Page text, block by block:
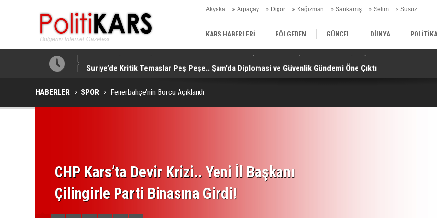
Akyaka Arpaçay Digor Kağızman Sarıkamış Selim Susuz
KARS HABERLERİ BÖLGEDEN GÜNCEL DÜNYA POLİTİKA
EKONOMİ | FİNANS | OTOMOTİV KÜLTÜR | SANAT | MAGAZİN
Suriye’de Kritik Temaslar Peş Peşe.. Şam’da Diplomasi ve Güvenlik Gündemi Öne Çıktı!
HABERLER SPOR Fenerbahçe’nin Borcu Açıklandı
CHP Kars’ta Devir Krizi.. Yeni İl Başkanı
Çilingirle Parti Binasına Girdi!